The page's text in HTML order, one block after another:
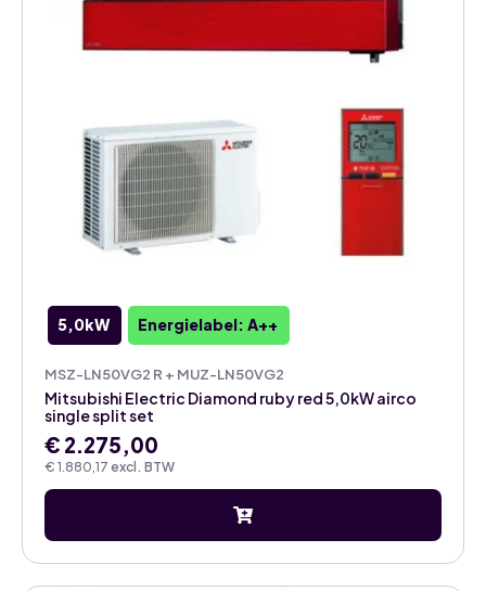
5,0kW Energielabel: A++
MSZ-LN50VG2 R + MUZ-LN50VG2
€ 1.880,17 excl. BTW
Mitsubishi Electric Diamond ruby red 5,0kW airco
single split set
€ 2.275,00